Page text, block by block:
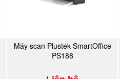
Máy scan Plustek SmartOffice
PS188
MUA NGAY